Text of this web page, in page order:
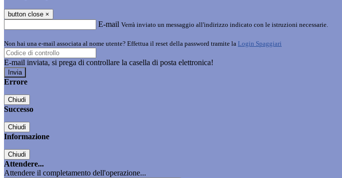
button close ×
E-mail Verrà inviato un messaggio all'indirizzo indicato con le istruzioni necessarie.
Non hai una e-mail associata al nome utente? Effettua il reset della password tramite la Login Spaggiari
E-mail inviata, si prega di controllare la casella di posta elettronica!
Errore
Chiudi
Successo
Chiudi
Informazione
Chiudi
Attendere...
Attendere il completamento dell'operazione...